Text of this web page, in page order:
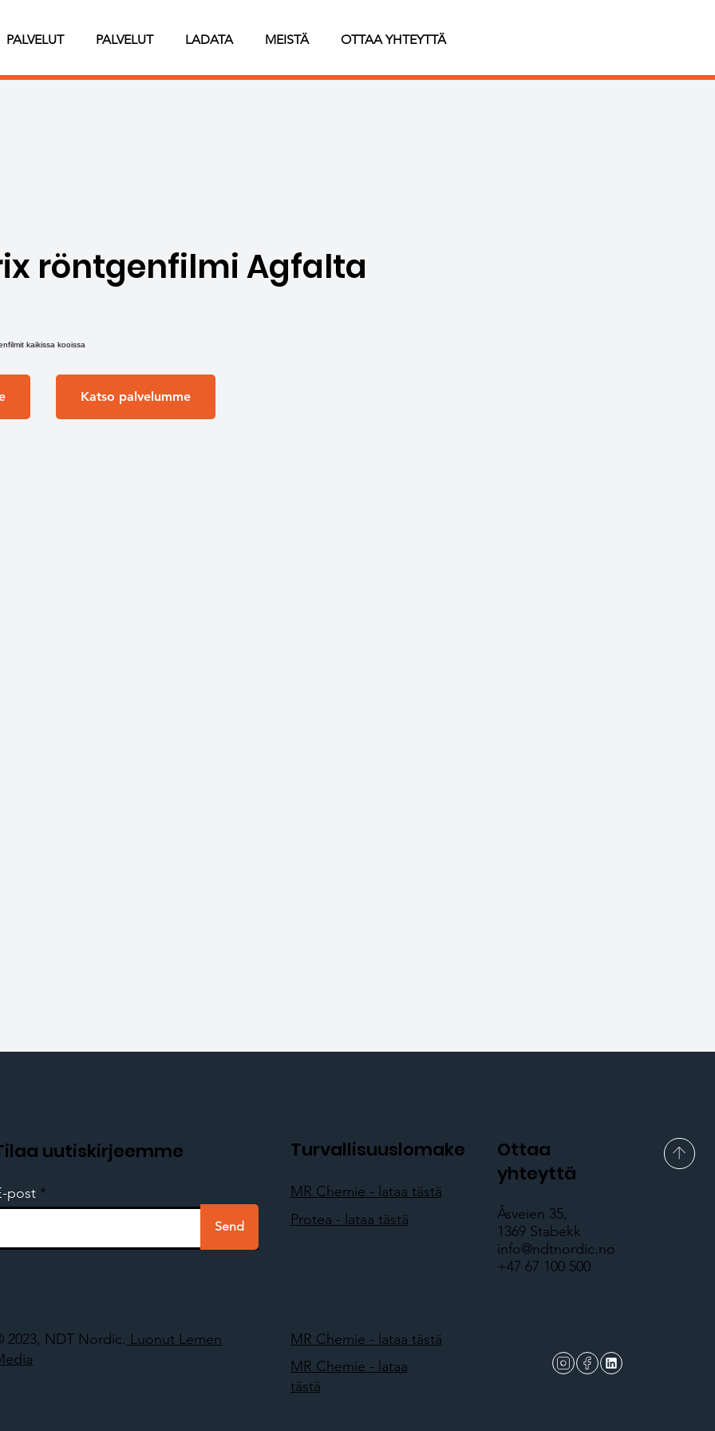
PALVELUT LADATA MEISTÄ OTTAA YHTEYTTÄ
PALVELUT
röntgenfilmi Agfalta
kaikissa kooissa
Katso palvelumme
Turvallisuuslomake
MR Chemie - lataa tästä
Protea - lataa tästä
Ottaa
yhteyttä
Åsveien 35,
1369 Stabekk
info@ndtnordic.no
+47 67 100 500
2023, NDT Nordic. Luonut Lemen
uutiskirjeemme
post
Send
MR Chemie - lataa tästä
MR Chemie - lataa
tästä